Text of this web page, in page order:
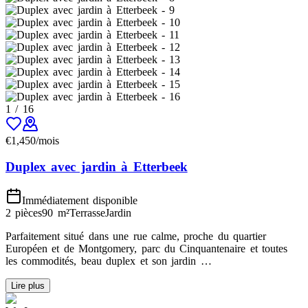
1 / 16
€1,450/mois
Duplex avec jardin à Etterbeek
Immédiatement disponible
2 pièces90 m²TerrasseJardin
Parfaitement situé dans une rue calme, proche du quartier
Européen et de Montgomery, parc du Cinquantenaire et toutes
les commodités, beau duplex et son jardin …
Lire plus